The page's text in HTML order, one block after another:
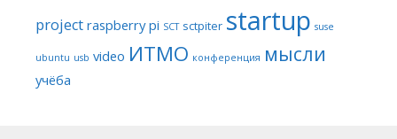
project raspberry pi SCT sctpiter startup suse
ubuntu usb video ИТМО конференция мысли
учёба